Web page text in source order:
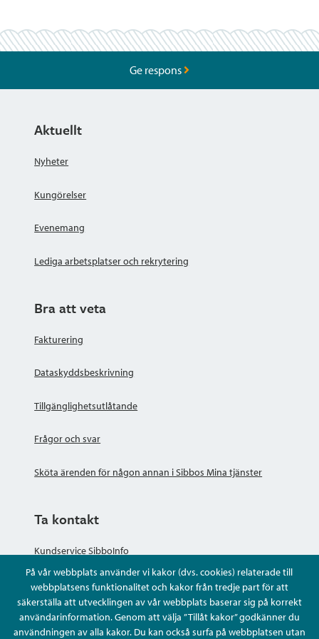
På vår webbplats använder vi kakor (dvs. cookies) relaterade till
webbplatsens funktionalitet och kakor från tredje part för att
säkerställa att utvecklingen av vår webbplats baserar sig på korrekt
användarinformation. Genom att välja ”Tillåt kakor” godkänner du
användningen av alla kakor. Du kan också surfa på webbplatsen utan
Ge respons
Aktuellt
Nyheter
Kungörelser
Evenemang
Lediga arbetsplatser och rekrytering
Bra att veta
Fakturering
Dataskyddsbeskrivning
Tillgänglighetsutlåtande
Frågor och svar
Sköta ärenden för någon annan i Sibbos Mina tjänster
Ta kontakt
Kundservice SibboInfo
Ge anonym respons
Ställ en fråga eller sköta ditt ärende